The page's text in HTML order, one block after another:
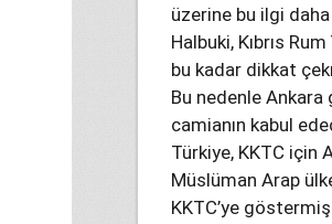
üzerine bu ilgi
Halbuki, Kıbrıs
bu kadar dikkat
Bu nedenle
camianın kabul
Türkiye, KKTC için
Müslüman Arap
KKTC’ye